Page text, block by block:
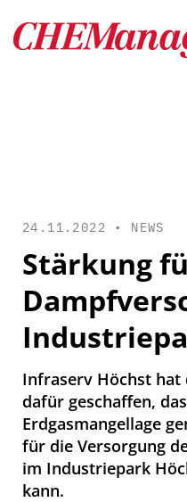
24.11.2022 • NEWS
Stärkung
Infraserv Höchst hat
dafür geschaffen,
Erdgasmangellage
für die Versorgung
im Industriepark
kann.